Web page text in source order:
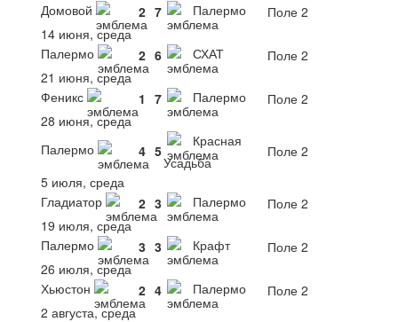
Домовой
2 7 Палермо
Поле 2
14 июня, среда
Палермо
2 6 СХАТ
Поле 2
21 июня, среда
Феникс
1 7 Палермо
Поле 2
28 июня, среда
Палермо
4 5
Красная
Усадьба
Поле 2
5 июля, среда
Гладиатор
2 3 Палермо
Поле 2
19 июля, среда
Палермо
3 3 Крафт
Поле 2
26 июля, среда
Хьюстон
2 4 Палермо
Поле 2
2 августа, среда